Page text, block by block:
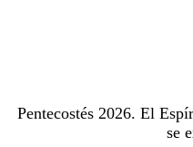
Pentecostés 2026. El
se